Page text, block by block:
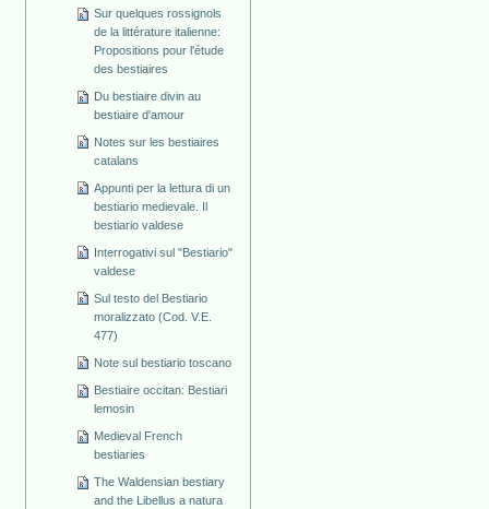
Sur quelques rossignols
de la littérature italienne:
Propositions pour l'étude
des bestiaires
Du bestiaire divin au
bestiaire d'amour
Notes sur les bestiaires
catalans
Appunti per la lettura di un
bestiario medievale. Il
bestiario valdese
Interrogativi sul "Bestiario"
valdese
Sul testo del Bestiario
moralizzato (Cod. V.E.
477)
Note sul bestiario toscano
Bestiaire occitan: Bestiari
lemosin
Medieval French
bestiaries
The Waldensian bestiary
and the Libellus a natura